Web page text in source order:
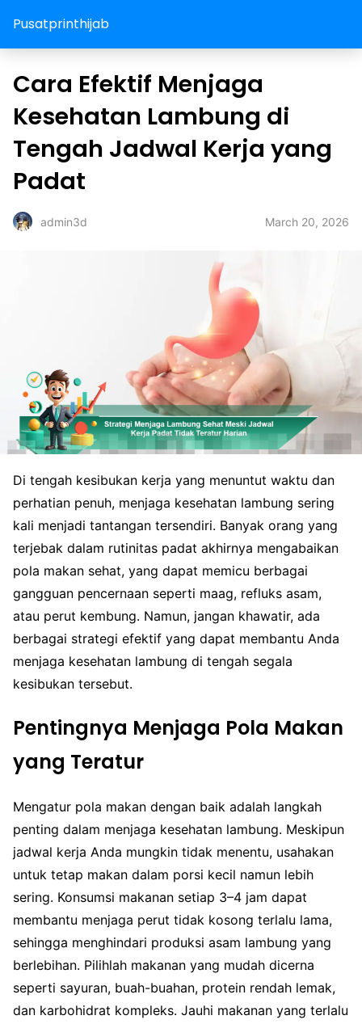
Pusatprinthijab
Cara Efektif Menjaga
Kesehatan Lambung di
Tengah Jadwal Kerja yang
Padat
admin3d March 20, 2026
Di tengah kesibukan kerja yang menuntut waktu dan
perhatian penuh, menjaga kesehatan lambung sering
kali menjadi tantangan tersendiri. Banyak orang yang
terjebak dalam rutinitas padat akhirnya mengabaikan
pola makan sehat, yang dapat memicu berbagai
gangguan pencernaan seperti maag, refluks asam,
atau perut kembung. Namun, jangan khawatir, ada
berbagai strategi efektif yang dapat membantu Anda
menjaga kesehatan lambung di tengah segala
kesibukan tersebut.
Pentingnya Menjaga Pola Makan
yang Teratur
Mengatur pola makan dengan baik adalah langkah
penting dalam menjaga kesehatan lambung. Meskipun
jadwal kerja Anda mungkin tidak menentu, usahakan
untuk tetap makan dalam porsi kecil namun lebih
sering. Konsumsi makanan setiap 3–4 jam dapat
membantu menjaga perut tidak kosong terlalu lama,
sehingga menghindari produksi asam lambung yang
berlebihan. Pilihlah makanan yang mudah dicerna
seperti sayuran, buah-buahan, protein rendah lemak,
dan karbohidrat kompleks. Jauhi makanan yang terlalu